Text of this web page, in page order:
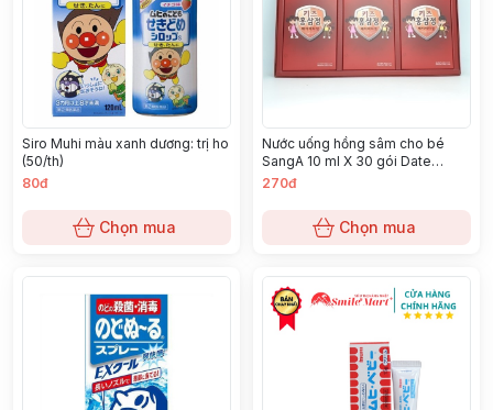
Siro Muhi màu xanh dương: trị ho
(50/th)
80đ
Chọn mua
Nước uống hồng sâm cho bé
SangA 10 ml X 30 gói Date
3/2025
270đ
Chọn mua